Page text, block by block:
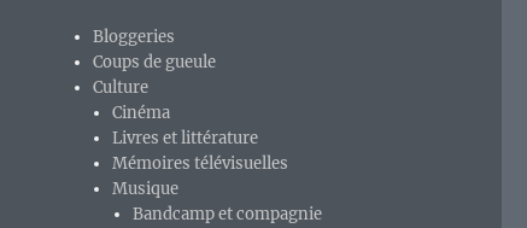
Bloggeries
Coups de gueule
Culture
Cinéma
Livres et littérature
Mémoires télévisuelles
Musique
Bandcamp et compagnie